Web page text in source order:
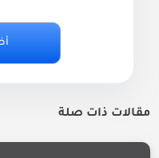
مقالات ذات صلة